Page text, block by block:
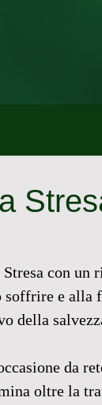
con un
soffrire e alla
della
da
oltre la